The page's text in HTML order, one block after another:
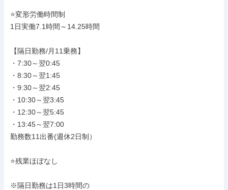
⭐変形労働時間制
1日実働7.1時間～14.25時間
【隔日勤務/月11乗務】
・7:30～翌0:45
・8:30～翌1:45
・9:30～翌2:45
・10:30～翌3:45
・12:30～翌5:45
・13:45～翌7:00
勤務数11出番(週休2日制）
⭐残業ほぼなし
※隔日勤務は1日3時間の